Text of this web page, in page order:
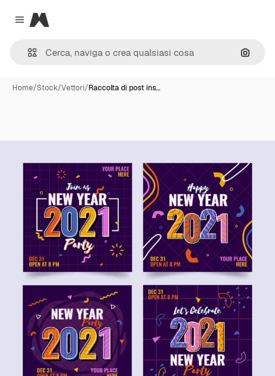
Close menu
Magnific
Cerca
Home/Stock/Vettori/Raccolta di post ins…